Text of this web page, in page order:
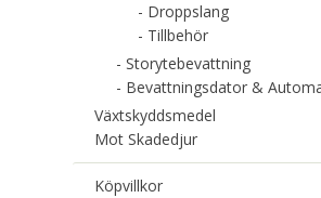
Droppslang
Tillbehör
Storytebevattning
Bevattningsdator &
Växtskyddsmedel
Mot Skadedjur
Köpvillkor